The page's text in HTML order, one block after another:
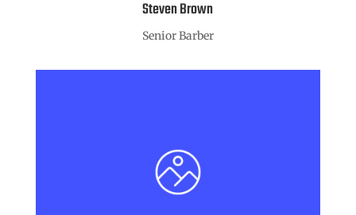
Steven Brown
Senior Barber